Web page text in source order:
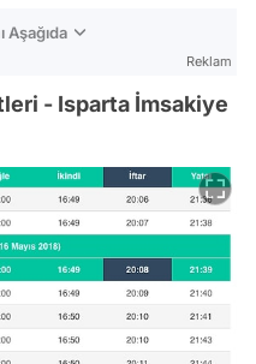
Aşağıda
Reklam
- Isparta İmsakiye